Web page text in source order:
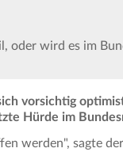
oder wird es im
vorsichtig
Hürde im
werden", sagte